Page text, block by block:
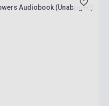
Audiobook (Unabriged)